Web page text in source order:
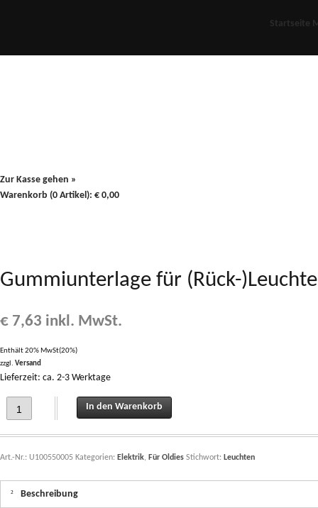
Startseite
Zur Kasse gehen »
Warenkorb (0 Artikel): € 0,00
Gummiunterlage für (Rück-
€ 7,63 inkl. MwSt.
Enthält 20% MwSt(20%)
zzgl. Versand
Lieferzeit: ca. 2-3 Werktage
Gummiunterlage für (Rück-)Leuchten (4 Loch) U100550005 quantity
In den Warenkorb
Art.-Nr.: U100550005 Kategorien: Elektrik, Für Oldies Stichwort: Leuchten
Beschreibung